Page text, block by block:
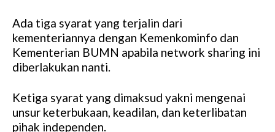
Ada tiga syarat yang terjalin dari
kementeriannya dengan Kemenkominfo dan
Kementerian BUMN apabila network sharing ini
diberlakukan nanti.
Ketiga syarat yang dimaksud yakni mengenai
unsur keterbukaan, keadilan, dan keterlibatan
pihak independen.